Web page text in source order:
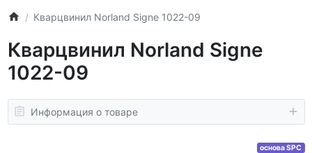
Кварцвинил Norland Signe 1022-09
Кварцвинил Norland Signe
1022-09
Информация о товаре
основа SPC